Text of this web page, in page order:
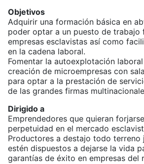
Objetivos
Adquirir una formación básica en
poder optar a un puesto de trabajo
empresas esclavistas así como
en la cadena laboral.
Fomentar la autoexplotación
creación de microempresas con
para optar a la prestación de
de las grandes firmas
Dirigido a
Emprendedores que quieran
perpetuidad en el mercado
Productores a destajo todo terreno
estén dispuestos a dejarse la vida
garantías de éxito en empresas del